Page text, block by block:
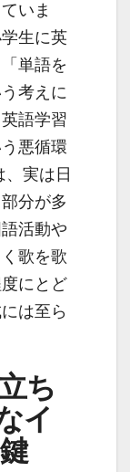
いま
生に英
単語を
考えに
語学習
悪循環
実は日
分が多
活動や
歌を歌
にとど
は至ら
ち
イ